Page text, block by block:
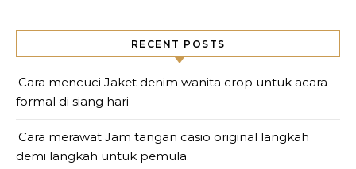
RECENT POSTS
Cara mencuci Jaket denim wanita crop untuk acara
formal di siang hari
Cara merawat Jam tangan casio original langkah
demi langkah untuk pemula.